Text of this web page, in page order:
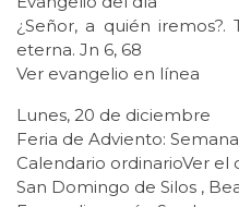
¿Señor, a quién
eterna. Jn 6, 68
Ver evangelio en línea
Lunes, 20 de diciembre
Feria de Adviento:
Calendario ordinarioVer
San Domingo de Silos ,